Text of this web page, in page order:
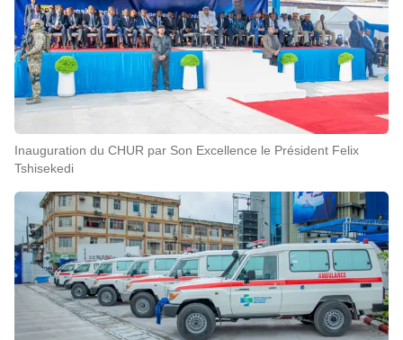
Inauguration du CHUR par Son Excellence le Président Felix
Tshisekedi